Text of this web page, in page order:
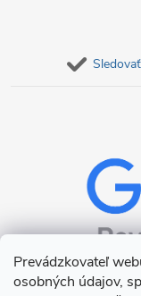
Prevádzkovateľ
osobných údajov,